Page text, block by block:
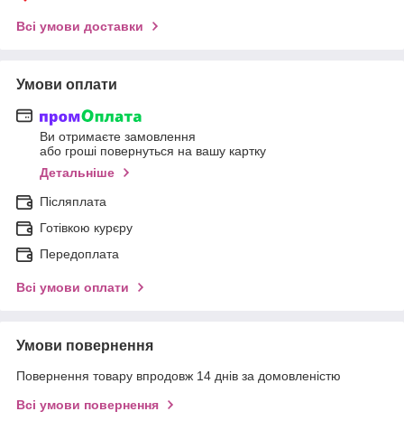
Всі умови доставки
Умови оплати
Ви отримаєте замовлення
або гроші повернуться на вашу картку
Детальніше
Післяплата
Готівкою курєру
Передоплата
Всі умови оплати
Умови повернення
Повернення товару впродовж 14 днів за домовленістю
Всі умови повернення